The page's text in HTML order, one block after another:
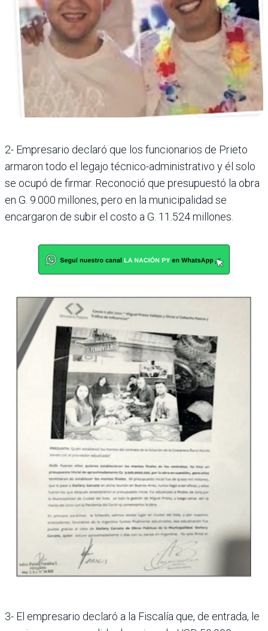
2- Empresario declaró que los funcionarios de Prieto
armaron todo el legajo técnico-administrativo y él solo
se ocupó de firmar. Reconoció que presupuestó la obra
en G. 9.000 millones, pero en la municipalidad se
encargaron de subir el costo a G. 11.524 millones.
3- El empresario declaró a la Fiscalía que, de entrada, le